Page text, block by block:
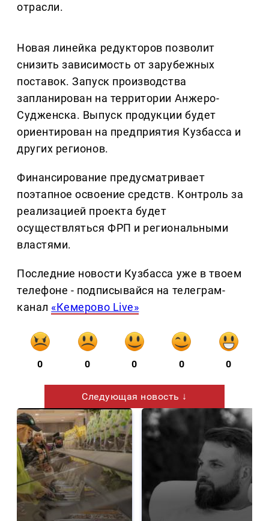
отрасли.
Новая линейка редукторов позволит
снизить зависимость от зарубежных
поставок. Запуск производства
запланирован на территории Анжеро-
Судженска. Выпуск продукции будет
ориентирован на предприятия Кузбасса и
других регионов.
Финансирование предусматривает
поэтапное освоение средств. Контроль за
реализацией проекта будет
осуществляться ФРП и региональными
властями.
Последние новости Кузбасса уже в твоем
телефоне - подписывайся на телеграм-
канал «Кемерово Live»
0 0 0 0 0
Следующая новость ↓